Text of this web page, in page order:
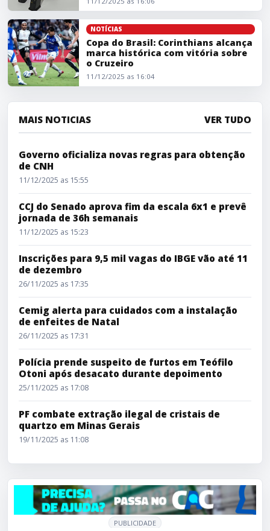
Copa do Brasil: Corinthians alcança marca histórica com
NOTÍCIAS
Copa do Brasil: Corinthians alcança
marca histórica com vitória sobre
o Cruzeiro
11/12/2025 as 16:04
MAIS NOTICIAS VER TUDO
Governo oficializa novas regras para obtenção
de CNH
11/12/2025 as 15:55
CCJ do Senado aprova fim da escala 6x1 e prevê
jornada de 36h semanais
11/12/2025 as 15:23
Inscrições para 9,5 mil vagas do IBGE vão até 11
de dezembro
26/11/2025 as 17:35
Cemig alerta para cuidados com a instalação
de enfeites de Natal
26/11/2025 as 17:31
Polícia prende suspeito de furtos em Teófilo
Otoni após desacato durante depoimento
25/11/2025 as 17:08
PF combate extração ilegal de cristais de
quartzo em Minas Gerais
19/11/2025 as 11:08
PUBLICIDADE